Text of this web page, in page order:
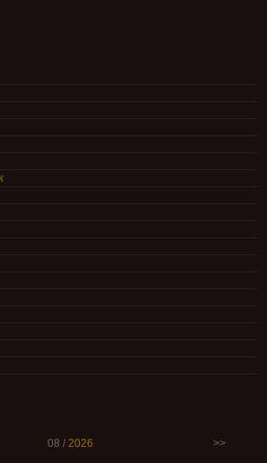
08 / 2026 >>